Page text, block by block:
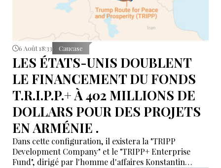
6 Août 18:33 Caucase
LES ÉTATS-UNIS DOUBLENT
LE FINANCEMENT DU FONDS
T.R.I.P.P.+ À 402 MILLIONS DE
DOLLARS POUR DES PROJETS
EN ARMÉNIE .
Dans cette configuration, il existera la "TRIPP
Development Company" et le "TRIPP+ Enterprise
Fund", dirigé par l'homme d'affaires Konstantin